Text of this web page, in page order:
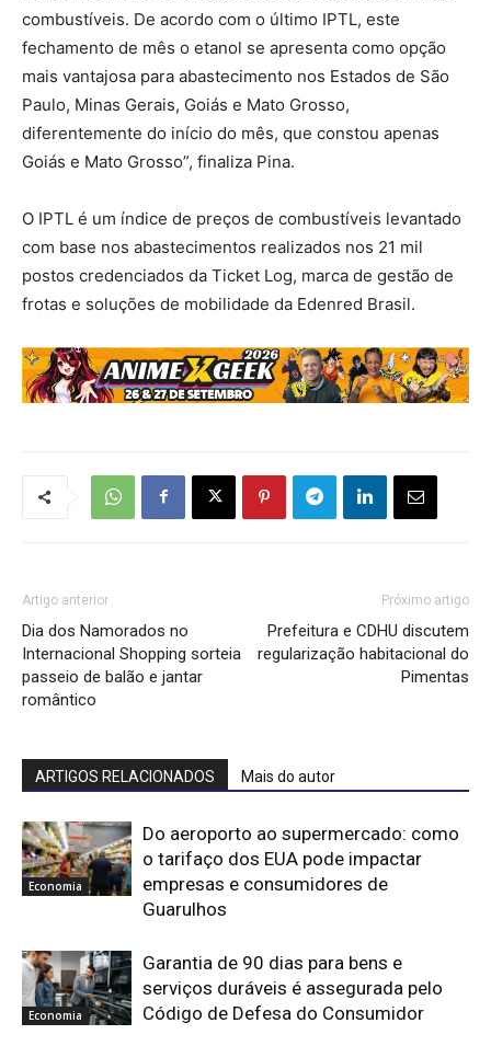
combustíveis. De acordo com o último IPTL, este
fechamento de mês o etanol se apresenta como opção
mais vantajosa para abastecimento nos Estados de São
Paulo, Minas Gerais, Goiás e Mato Grosso,
diferentemente do início do mês, que constou apenas
Goiás e Mato Grosso”, finaliza Pina.
O IPTL é um índice de preços de combustíveis levantado
com base nos abastecimentos realizados nos 21 mil
postos credenciados da Ticket Log, marca de gestão de
frotas e soluções de mobilidade da Edenred Brasil.
Artigo anterior
Dia dos Namorados no
Internacional Shopping sorteia
passeio de balão e jantar
romântico
Próximo artigo
Prefeitura e CDHU discutem
regularização habitacional do
Pimentas
ARTIGOS RELACIONADOS Mais do autor
Economia
Do aeroporto ao supermercado: como
o tarifaço dos EUA pode impactar
empresas e consumidores de
Guarulhos
Economia
Garantia de 90 dias para bens e
serviços duráveis é assegurada pelo
Código de Defesa do Consumidor